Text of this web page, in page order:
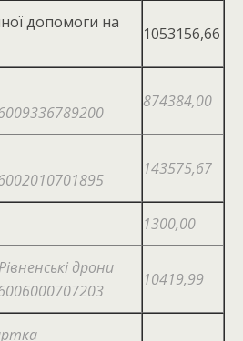
допомоги на
1053156,66
874384,00
143575,67
1300,00
дрони
10419,99